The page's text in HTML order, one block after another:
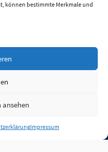
können bestimmte Merkmale und
Impressum
Quellen